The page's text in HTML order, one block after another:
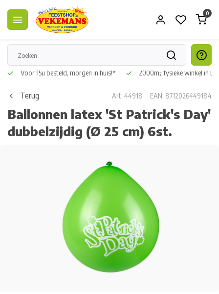
0
Voor 15u besteld, morgen in huis!* 2000m² fysieke winkel in
Terug Art: 44918 EAN: 8712026449184
Ballonnen latex 'St Patrick's Day'
dubbelzijdig (Ø 25 cm) 6st.